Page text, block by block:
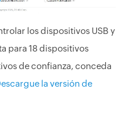
los dispositivos USB y
para 18 dispositivos
de confianza, conceda
la versión de